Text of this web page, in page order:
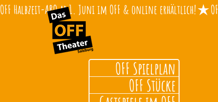
OFF Halbzeit-ABO ab 1. Juni im OFF & online erhältlich!
OFF Spielplan
OFF Stücke